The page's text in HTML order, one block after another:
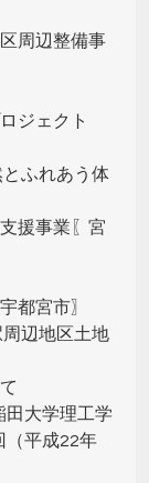
周辺整備事
ジェクト
ふれあう体
援事業〖宮
都宮市〗
辺地区土地
大学理工学
平成22年